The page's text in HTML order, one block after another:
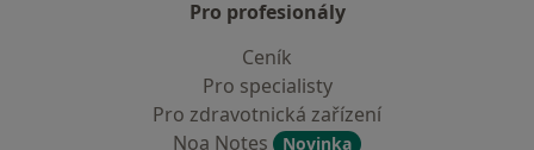
Pro profesionály
Ceník
Pro specialisty
Pro zdravotnická zařízení
Noa Notes
Novinka